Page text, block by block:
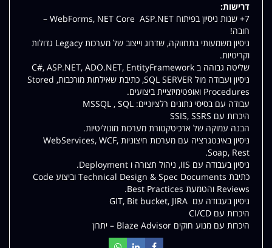
דרישות:
7+ שנות ניסיון בפיתוח WebForms, NET Core ASP.NET –
חובה!
ניסיון משמעותי בתחזוקה, שדרוג וייצוב של מערכות Legacy גדולות
וקריטיות.
שליטה גבוהה ב C#, ASP.NET, ADO.NET, EntityFramework
ניסיון ועבודה מול SQL SERVER, כתיבת שאילתות מורכבות, Stored
Procedures ואופטימיזציית ביצועים.
עבודה עם בסיסי נתונים רלציוניים: MSSQL , SQL
היכרות עם SSIS, SSRS
הבנה עמוקה של ארכיטקטורת מערכות מונוליטיות.
ניסיון באינטגרציה עם מערכות חיצוניות WebServices, WCF,
Soap, Rest.
ניסיון בעבודה עם IIS, ניהול תצורה ו Deployment.
כתיבת Technical Design & Spec Documents וביצוע Code
Reviews והטמעת Best Practices.
ניסיון בעבודה עם GIT, Bit bucket, JIRA
היכרות עם CI/CD
היכרות עם מנוע חוקים Blaze Advisor – יתרון